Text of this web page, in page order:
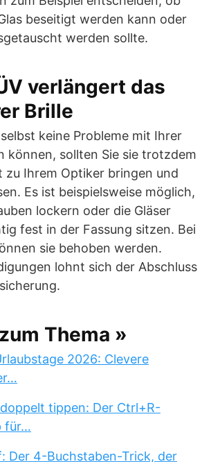
beseitigt werden kann oder
werden sollte.
verlängert das
Brille
keine Probleme mit Ihrer
können, sollten Sie sie trotzdem
zu Ihrem Optiker bringen und
Es ist beispielsweise möglich,
lockern oder die Gläser
fest in der Fassung sitzen. Bei
sie behoben werden.
lohnt sich der Abschluss
Thema »
2026: Clevere
tippen: Der Ctrl+R-
für…
Der 4-Buchstaben-Trick, der